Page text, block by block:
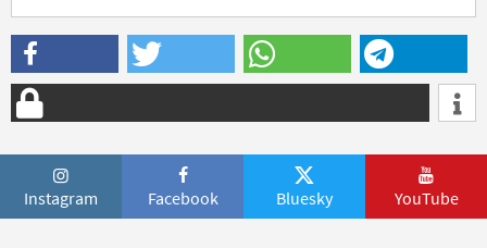
Instagram Facebook Bluesky YouTube